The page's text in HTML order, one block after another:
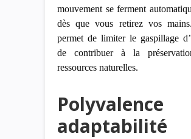
mouvement se ferment
dès que vous retirez vos
permet de limiter le gaspillage
de contribuer à la
ressources naturelles.
adaptabilité